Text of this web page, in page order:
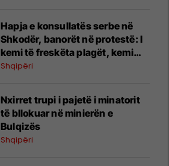
Hapja e konsullatës serbe në
Shkodër, banorët në protestë: I
kemi të freskëta plagët, kemi
vuajtur shumë
Shqipëri
Nxirret trupi i pajetë i minatorit
të bllokuar në minierën e
Bulqizës
Shqipëri